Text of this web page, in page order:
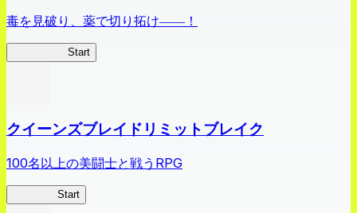
毒を見破り、薬で切り拓け――！
Start
クイーンズブレイドリミットブレイク
100名以上の美闘士と戦うRPG
Start